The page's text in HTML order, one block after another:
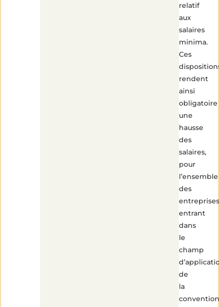
relatif
aux
salaires
minima.
Ces
rendent
ainsi
obligatoire
une
hausse
des
salaires,
pour
l’ensemble
des
entreprises
entrant
dans
le
champ
de
la
convention